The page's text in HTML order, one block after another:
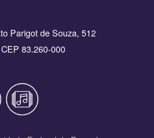
Parigot de Souza, 512
83.260-000